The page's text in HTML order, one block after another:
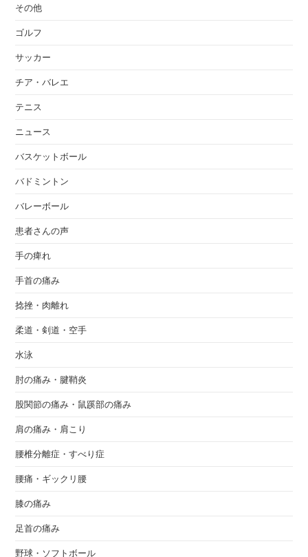
その他
ゴルフ
サッカー
チア・バレエ
テニス
ニュース
バスケットボール
バドミントン
バレーボール
患者さんの声
手の痺れ
手首の痛み
捻挫・肉離れ
柔道・剣道・空手
水泳
肘の痛み・腱鞘炎
股関節の痛み・鼠蹊部の痛み
肩の痛み・肩こり
腰椎分離症・すべり症
腰痛・ギックリ腰
膝の痛み
足首の痛み
野球・ソフトボール